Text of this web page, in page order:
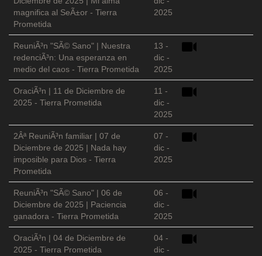
magnifica al SeÃ±or - Tierra
Prometida
2025
ReuniÃ³n "SÃ© Sano" | Nuestra
redenciÃ³n: Una esperanza en
medio del caos - Tierra Prometida
13 -
dic -
2025
OraciÃ³n | 11 de Diciembre de
2025 - Tierra Prometida
11 -
dic -
2025
2Âª ReuniÃ³n familiar | 07 de
Diciembre de 2025 | Nada hay
imposible para Dios - Tierra
Prometida
07 -
dic -
2025
ReuniÃ³n "SÃ© Sano" | 06 de
Diciembre de 2025 | Paciencia
ganadora - Tierra Prometida
06 -
dic -
2025
OraciÃ³n | 04 de Diciembre de
2025 - Tierra Prometida
04 -
dic -